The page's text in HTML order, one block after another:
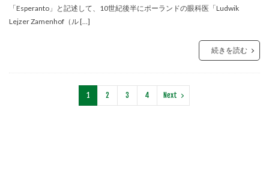
「Esperanto」と記述して、10世紀後半にポーランドの眼科医「Ludwik
Lejzer Zamenhof（ル […]
続きを読む
1 2 3 4 Next